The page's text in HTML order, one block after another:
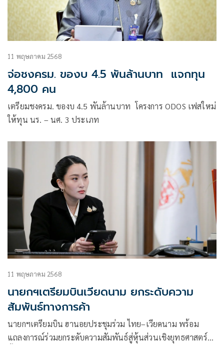
11 พฤษภาคม 2568
จ่อชงครม. ของบ 4.5 พันล้านบาท แจกทุน
4,800 คน
เตรียมชงครม. ของบ 4.5 พันล้านบาท โครงการ ODOS เฟสใหม่
ให้ทุน นร. – นศ. 3 ประเภท
11 พฤษภาคม 2568
นายกฯเตรียมบินเวียดนาม ยกระดับความ
สัมพันธ์ทางการค้า
นายกฯเตรียมบิน ฮานอยประชุมร่วม ไทย–เวียดนาม พร้อม
แถลงการณ์ร่วมยกระดับความสัมพันธ์สู่หุ้นส่วนเชิงยุทธศาสตร์